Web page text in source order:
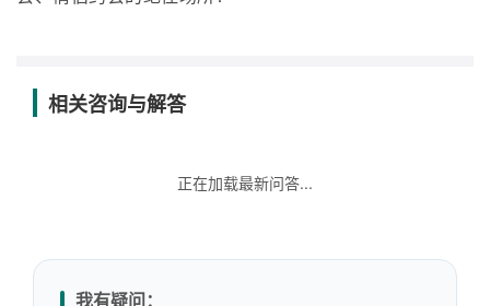
相关咨询与解答
正在加载最新问答...
我有疑问：